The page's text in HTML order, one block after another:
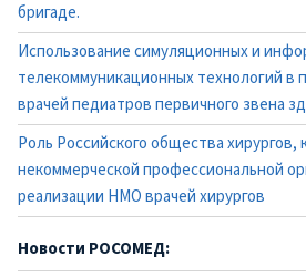
бригаде.
Использование симуляционных и
телекоммуникационных технологий в
врачей педиатров первичного звена
Роль Российского общества
некоммерческой профессиональной
реализации НМО врачей хирургов
Новости РОСОМЕД: